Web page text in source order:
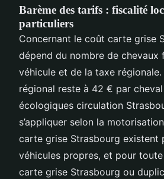
Barème des tarifs : fiscalité
particuliers
Concernant le coût carte grise
dépend du nombre de chevaux
véhicule et de la taxe
régional reste à 42 € par
écologiques circulation
s’appliquer selon la
carte grise Strasbourg existent
véhicules propres, et pour
carte grise Strasbourg ou